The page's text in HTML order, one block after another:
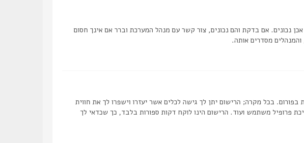
אם בדקת והם נכונים, צור קשר עם מנהל המערכת וברר אם אינך חסום
מסדרים אותה.
בכל מקרה; הרישום יתן לך גישה לכלים אשר יעזרו וישפרו לך את חווית
פרופיל משתמש ועוד. הרישום הינו לוקח דקות ספורות בלבד, כך שכדאי לך